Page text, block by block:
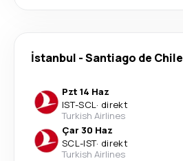
İstanbul -Santiago de Chile
Pzt 14 Haz
IST-SCL· direkt
Turkish Airlines
Çar 30 Haz
SCL-IST· direkt
Turkish Airlines